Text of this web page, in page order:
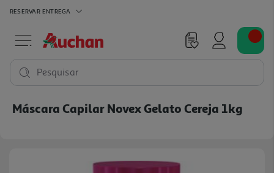
RESERVAR ENTREGA
Pesquisar
Máscara Capilar Novex Gelato Cereja 1kg